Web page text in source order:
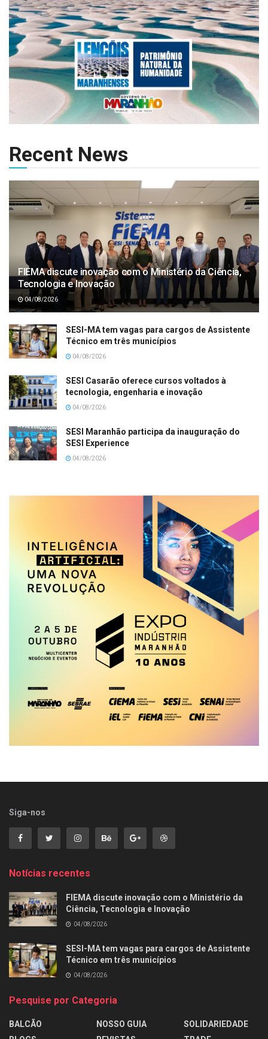
Recent News
FIEMA discute inovação com o Ministério da Ciência,
Tecnologia e Inovação
04/08/2026
SESI-MA tem vagas para cargos de Assistente
Técnico em três municípios
04/08/2026
SESI Casarão oferece cursos voltados à
tecnologia, engenharia e inovação
04/08/2026
SESI Maranhão participa da inauguração do
SESI Experience
04/08/2026
Siga-nos
Notícias recentes
FIEMA discute inovação com o Ministério da
Ciência, Tecnologia e Inovação
04/08/2026
SESI-MA tem vagas para cargos de Assistente
Técnico em três municípios
04/08/2026
Pesquise por Categoria
BALCÃO
NOSSO GUIA
SOLIDARIEDADE